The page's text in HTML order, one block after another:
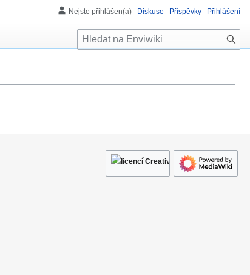
Nejste přihlášen(a) Diskuse Příspěvky Přihlášení
H
l
á